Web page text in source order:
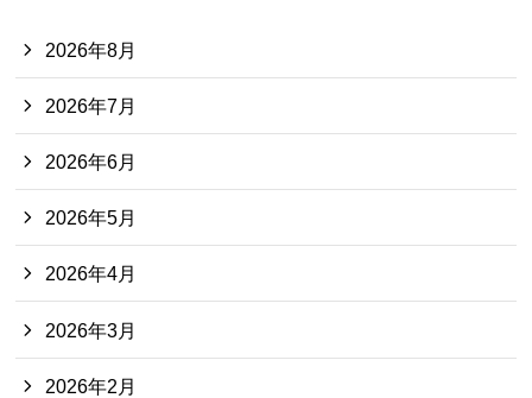
2026年8月
2026年7月
2026年6月
2026年5月
2026年4月
2026年3月
2026年2月